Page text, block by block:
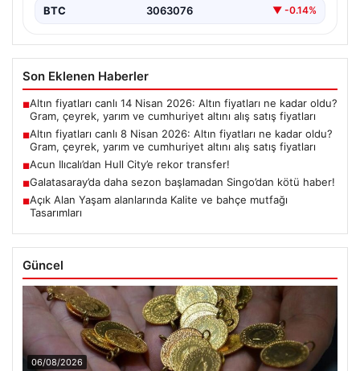
BTC 3063076 ▼ -0.14%
Son Eklenen Haberler
■Altın fiyatları canlı 14 Nisan 2026: Altın fiyatları ne kadar oldu?
Gram, çeyrek, yarım ve cumhuriyet altını alış satış fiyatları
■Altın fiyatları canlı 8 Nisan 2026: Altın fiyatları ne kadar oldu?
Gram, çeyrek, yarım ve cumhuriyet altını alış satış fiyatları
■Acun Ilıcalı’dan Hull City’e rekor transfer!
■Galatasaray’da daha sezon başlamadan Singo’dan kötü haber!
■Açık Alan Yaşam alanlarında Kalite ve bahçe mutfağı
Tasarımları
Güncel
06/08/2026